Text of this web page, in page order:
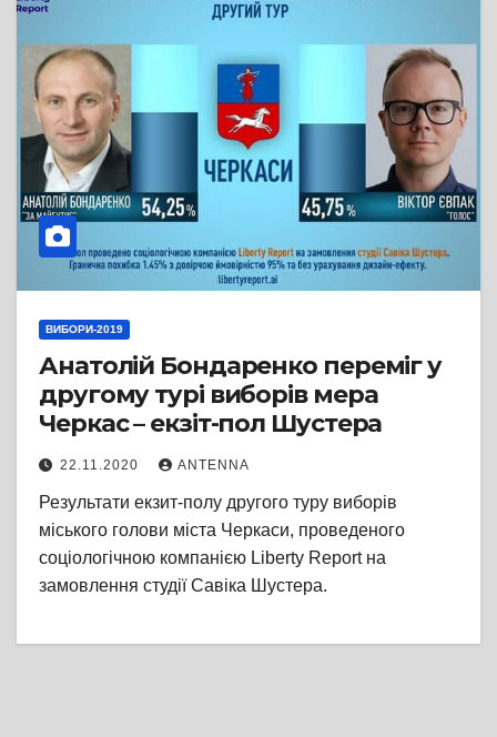
ВИБОРИ-2019
Анатолій Бондаренко переміг у
другому турі виборів мера
Черкас – екзіт-пол Шустера
22.11.2020 ANTENNA
Результати екзит-полу другого туру виборів
міського голови міста Черкаси, проведеного
соціологічною компанією Liberty Report на
замовлення студії Савіка Шустера.